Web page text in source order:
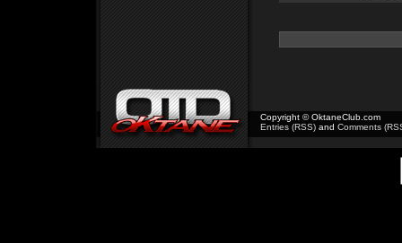
Copyright © OktaneClub.com
Entries (RSS)and Comments